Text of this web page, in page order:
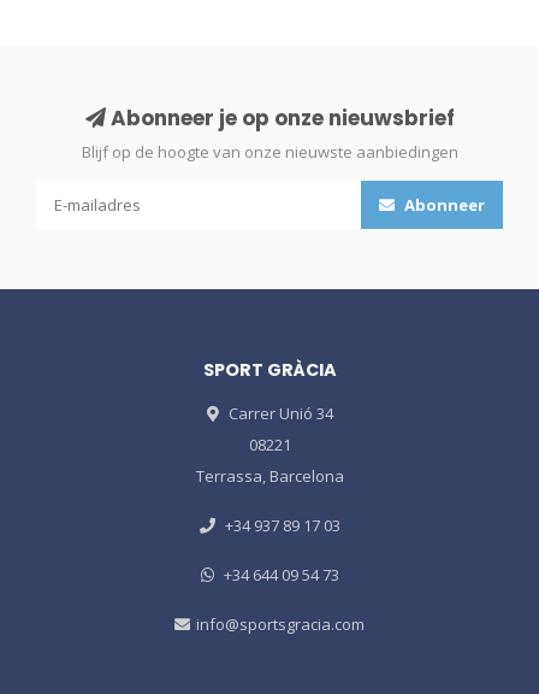
Abonneer je op onze nieuwsbrief
Blijf op de hoogte van onze nieuwste aanbiedingen
Abonneer
SPORT GRÀCIA
Carrer Unió 34
08221
Terrassa, Barcelona
+34 937 89 17 03
+34 644 09 54 73
info@sportsgracia.com